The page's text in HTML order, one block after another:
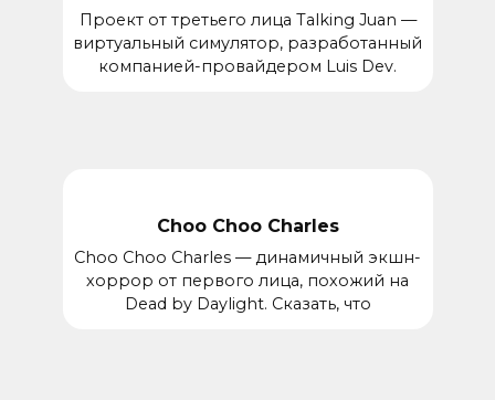
Проект от третьего лица Talking Juan —
виртуальный симулятор, разработанный
компанией-провайдером Luis Dev.
Choo Choo Charles
Choo Choo Charles — динамичный экшн-
хоррор от первого лица, похожий на
Dead by Daylight. Сказать, что